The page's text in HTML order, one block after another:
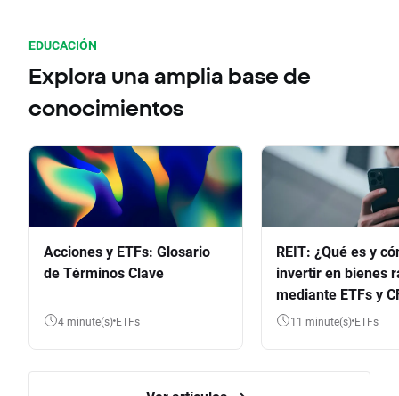
EDUCACIÓN
Explora una amplia base de
conocimientos
Acciones y ETFs: Glosario
de Términos Clave
4 minute(s) ETFs
REIT: ¿Qué es y
invertir en bienes
mediante ETFs y
11 minute(s) ETFs